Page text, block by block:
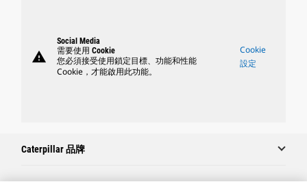
warning
Social Media
需要使用 Cookie
您必須接受使用鎖定目標、功能和性能
Cookie，才能啟用此功能。
Cookie
設定
Caterpillar 品牌